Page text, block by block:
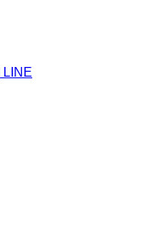
LINE